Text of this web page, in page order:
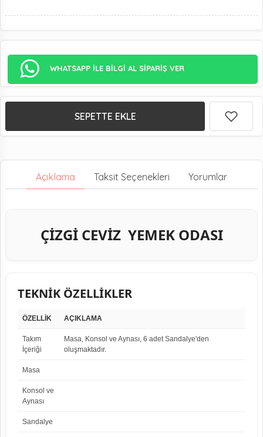
WHATSAPP İLE BİLGİ AL SİPARİŞ VER
SEPETTE EKLE
Açıklama Taksit Seçenekleri Yorumlar
ÇİZGİ CEVİZ YEMEK ODASI
TEKNİK ÖZELLİKLER
ÖZELLİK AÇIKLAMA
Takım
İçeriği
Masa, Konsol ve Aynası, 6 adet Sandalye'den
oluşmaktadır.
Masa
Konsol ve
Aynası
Sandalye